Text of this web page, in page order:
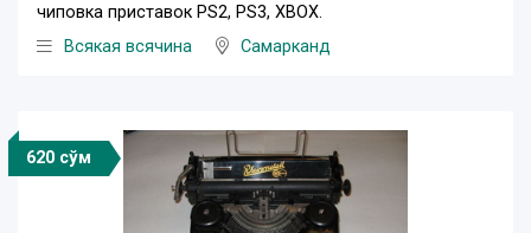
чиповка приставок PS2, PS3, XBOX.
Всякая всячина
Самарканд
620 сўм